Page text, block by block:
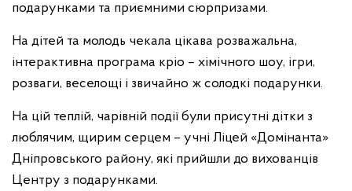
подарунками та приємними сюрпризами.
На дітей та молодь чекала цікава розважальна,
інтерактивна програма кріо – хімічного шоу, ігри,
розваги, веселощі і звичайно ж солодкі подарунки.
На цій теплій, чарівній події були присутні дітки з
люблячим, щирим серцем – учні Ліцей «Домінанта»
Дніпровського району, які прийшли до вихованців
Центру з подарунками.